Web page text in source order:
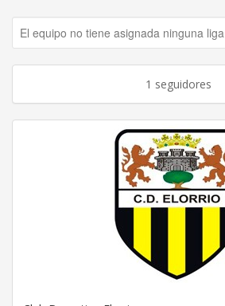
El equipo no tiene asignada ninguna liga
1 seguidores